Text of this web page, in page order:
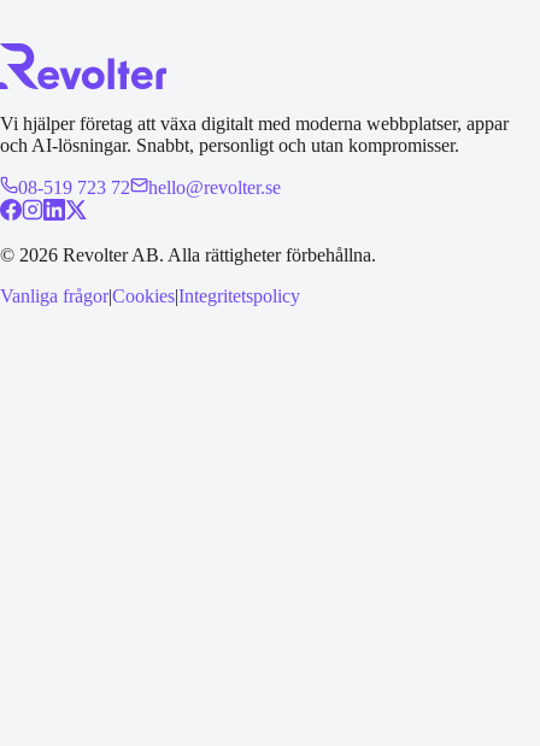
Vi hjälper företag att växa digitalt med moderna webbplatser, appar
och AI-lösningar. Snabbt, personligt och utan kompromisser.
08-519 723 72 hello@revolter.se
© 2026 Revolter AB. Alla rättigheter förbehållna.
Vanliga frågor|Cookies|Integritetspolicy